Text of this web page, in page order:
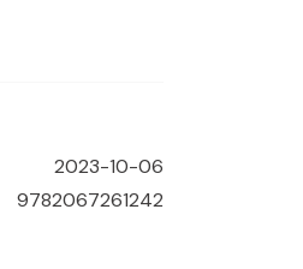
2023-10-06
9782067261242